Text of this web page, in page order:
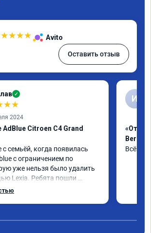
★★★★ Avito
Оставить отзыв
✓
★★
2024
Citroen C4 Grand
с семьёй, когда появилась
с ограничением по
уже нельзя было удалить
Lexia. Ребята пошли
приняли и за час
И
Всё